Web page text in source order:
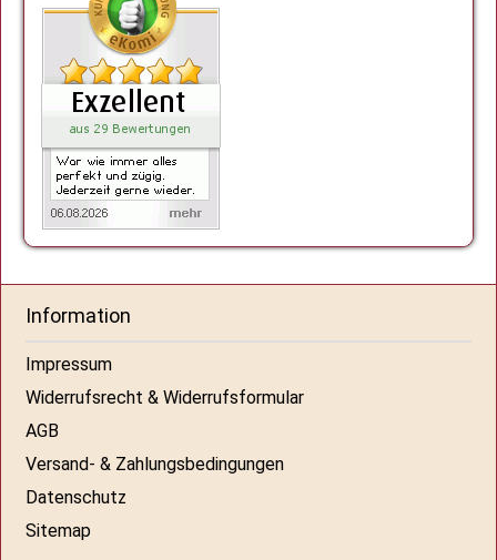
Information
Impressum
Widerrufsrecht & Widerrufsformular
AGB
Versand- & Zahlungsbedingungen
Datenschutz
Sitemap